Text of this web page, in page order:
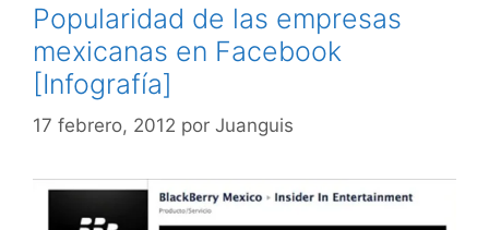
Popularidad de las empresas
mexicanas en Facebook
[Infografía]
17 febrero, 2012 por Juanguis